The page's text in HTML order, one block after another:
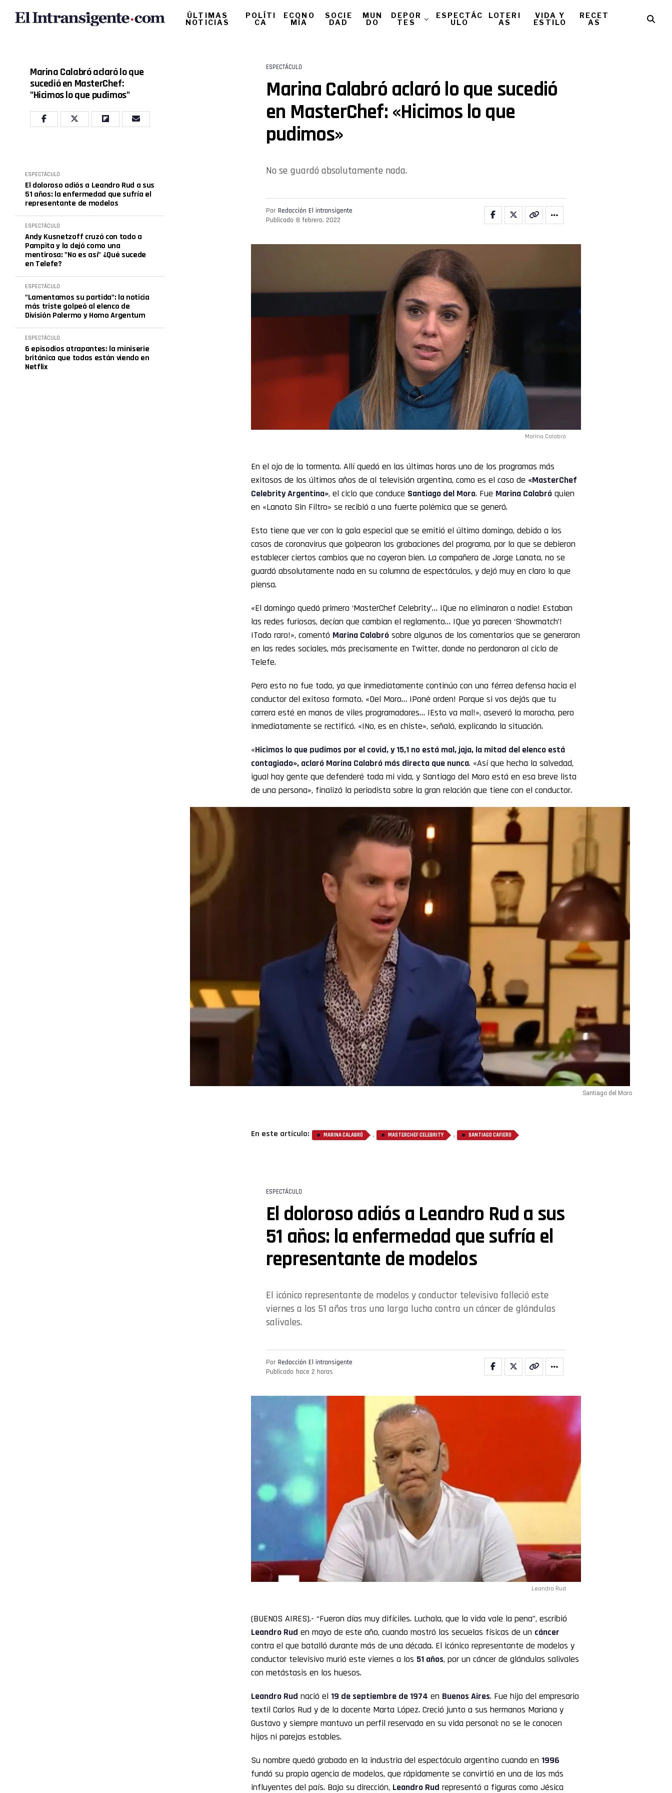
ÚLTIMAS
NOTICIAS
POLÍTI
CA
ECONO
MÍA
SOCIE
DAD
MUN
DO
DEPOR
TES
ESPECTÁC
ULO
LOTERI
AS
VIDA Y
ESTILO
RECET
AS
Marina Calabró aclaró lo que
sucedió en MasterChef:
"Hicimos lo que pudimos"
ESPECTÁCULO
El doloroso adiós a Leandro Rud a sus
51 años: la enfermedad que sufría el
representante de modelos
ESPECTÁCULO
Andy Kusnetzoff cruzó con todo a
Pampita y la dejó como una
mentirosa: "No es así" ¿Qué sucede
en Telefe?
ESPECTÁCULO
"Lamentamos su partida": la noticia
más triste golpeó al elenco de
División Palermo y Homo Argentum
ESPECTÁCULO
6 episodios atrapantes: la miniserie
británica que todos están viendo en
Netflix
ESPECTÁCULO
Marina Calabró aclaró lo que sucedió
en MasterChef: «Hicimos lo que
pudimos»
No se guardó absolutamente nada.
Por Redacción El intransigente
Publicado 8 febrero, 2022
Marina Calabró
En el ojo de la tormenta. Allí quedó en las últimas horas uno de los programas más
exitosos de los últimos años de al televisión argentina, como es el caso de «MasterChef
Celebrity Argentina», el ciclo que conduce Santiago del Moro. Fue Marina Calabró quien
en «Lanata Sin Filtro» se recibió a una fuerte polémica que se generó.
Esto tiene que ver con la gala especial que se emitió el último domingo, debido a los
casos de coronavirus que golpearon las grabaciones del programa, por lo que se debieron
establecer ciertos cambios que no cayeron bien. La compañera de Jorge Lanata, no se
guardó absolutamente nada en su columna de espectáculos, y dejó muy en claro lo que
piensa.
«El domingo quedó primero ‘MasterChef Celebrity’… ¡Que no eliminaron a nadie! Estaban
las redes furiosas, decían que cambian el reglamento… ¡Que ya parecen ‘Showmatch’!
¡Todo raro!», comentó Marina Calabró sobre algunos de los comentarios que se generaron
en las redes sociales, más precisamente en Twitter, donde no perdonaron al ciclo de
Telefe.
Pero esto no fue todo, ya que inmediatamente continúo con una férrea defensa hacia el
conductor del exitoso formato. «Del Moro… ¡Poné orden! Porque si vos dejás que tu
carrera esté en manos de viles programadores… ¡Esto va mal!», aseveró la morocha, pero
inmediatamente se rectificó. «¡No, es en chiste», señaló, explicando la situación.
«Hicimos lo que pudimos por el covid, y 15,1 no está mal, jaja, la mitad del elenco está
contagiado», aclaró Marina Calabró más directa que nunca. «Así que hecha la salvedad,
igual hay gente que defenderé toda mi vida, y Santiago del Moro está en esa breve lista
de una persona», finalizó la periodista sobre la gran relación que tiene con el conductor.
Santiago del Moro
En este artículo: MARINA CALABRÓ , MASTERCHEF CELEBRITY , SANTIAGO CAFIERO
ESPECTÁCULO
El doloroso adiós a Leandro Rud a sus
51 años: la enfermedad que sufría el
representante de modelos
El icónico representante de modelos y conductor televisivo falleció este
viernes a los 51 años tras una larga lucha contra un cáncer de glándulas
salivales.
Por Redacción El intransigente
Publicado hace 2 horas
Leandro Rud
(BUENOS AIRES).- “Fueron días muy difíciles. Luchala, que la vida vale la pena”, escribió
Leandro Rud en mayo de este año, cuando mostró las secuelas físicas de un cáncer
contra el que batalló durante más de una década. El icónico representante de modelos y
conductor televisivo murió este viernes a los 51 años, por un cáncer de glándulas salivales
con metástasis en los huesos.
Leandro Rud nació el 19 de septiembre de 1974 en Buenos Aires. Fue hijo del empresario
textil Carlos Rud y de la docente Marta López. Creció junto a sus hermanos Mariana y
Gustavo y siempre mantuvo un perfil reservado en su vida personal: no se le conocen
hijos ni parejas estables.
Su nombre quedó grabado en la industria del espectáculo argentino cuando en 1996
fundó su propia agencia de modelos, que rápidamente se convirtió en una de las más
influyentes del país. Bajo su dirección, Leandro Rud representó a figuras como Jésica